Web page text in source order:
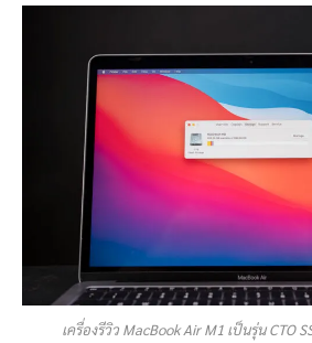
เครื่องรีวิว MacBook Air M1 เป็นรุ่น CTO